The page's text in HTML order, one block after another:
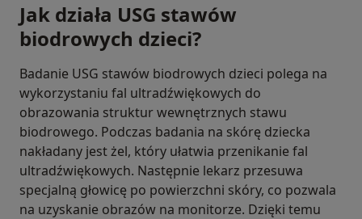
Jak działa USG stawów
biodrowych dzieci?
Badanie USG stawów biodrowych dzieci polega na
wykorzystaniu fal ultradźwiękowych do
obrazowania struktur wewnętrznych stawu
biodrowego. Podczas badania na skórę dziecka
nakładany jest żel, który ułatwia przenikanie fal
ultradźwiękowych. Następnie lekarz przesuwa
specjalną głowicę po powierzchni skóry, co pozwala
na uzyskanie obrazów na monitorze. Dzięki temu